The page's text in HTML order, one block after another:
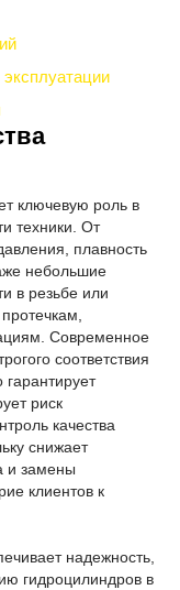
ключевую роль в
техники. От
плавность
небольшие
в резьбе или
Современное
соответствия
риск
качества
снижает
и замены
клиентов к
надежность,
гидроцилиндров в